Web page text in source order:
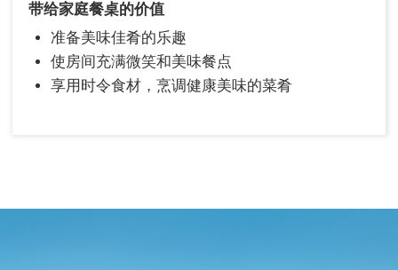
带给家庭餐桌的价值
准备美味佳肴的乐趣
使房间充满微笑和美味餐点
享用时令食材，烹调健康美味的菜肴